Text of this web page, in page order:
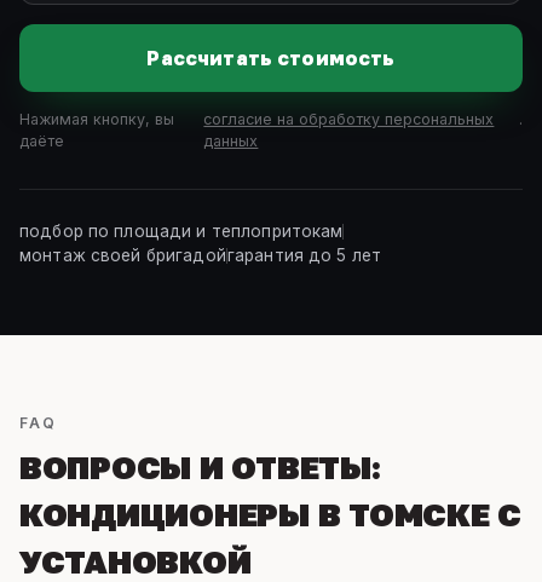
Рассчитать стоимость
Нажимая кнопку, вы
даёте
согласие на обработку персональных
данных
.
подбор по площади и теплопритокам
монтаж своей бригадойгарантия до 5 лет
FAQ
ВОПРОСЫ И ОТВЕТЫ:
КОНДИЦИОНЕРЫ В ТОМСКЕ С
УСТАНОВКОЙ